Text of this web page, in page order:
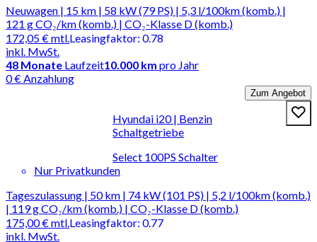
Neuwagen | 15 km | 58 kW (79 PS) | 5,3 l/100km (komb.) |
121 g CO₂/km (komb.) | CO₂-Klasse D (komb.)
172,05 €mtl.
inkl. MwSt.
Leasingfaktor: 0.78
48 Monate Laufzeit10.000 km pro Jahr
0 € Anzahlung
Zum Angebot
Hyundai i20 | Benzin
Schaltgetriebe
Select 100PS Schalter
Nur Privatkunden
Tageszulassung | 50 km | 74 kW (101 PS) | 5,2 l/100km (komb.)
| 119 g CO₂/km (komb.) | CO₂-Klasse D (komb.)
175,00 €mtl.
inkl. MwSt.
Leasingfaktor: 0.77